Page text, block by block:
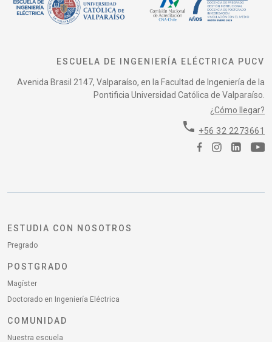
ESCUELA DE INGENIERÍA ELÉCTRICA PUCV
Avenida Brasil 2147, Valparaíso, en la Facultad de Ingeniería de la
Pontificia Universidad Católica de Valparaíso.
¿Cómo llegar?
phone +56 32 2273661
ESTUDIA CON NOSOTROS
Pregrado
POSTGRADO
Magíster
Doctorado en Ingeniería Eléctrica
COMUNIDAD
Nuestra escuela